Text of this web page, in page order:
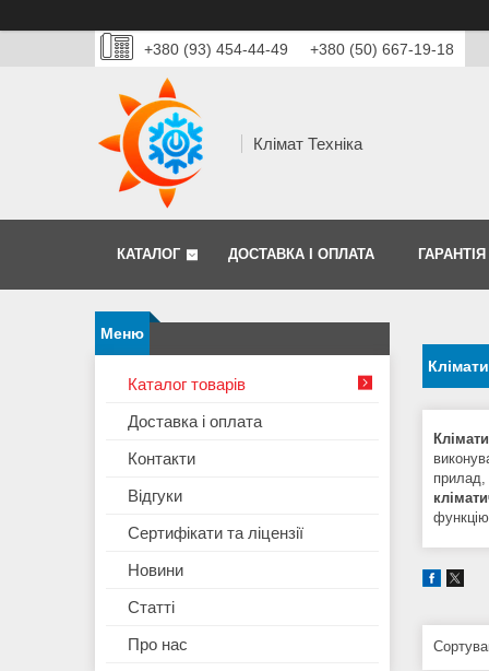
+380 (93) 454-44-49 +380 (50) 667-19-18
Клімат Техніка
КАТАЛОГ ДОСТАВКА І ОПЛАТА ГАРАНТІЯ
прилад,
Каталог товарів
Доставка і оплата
Контакти
Відгуки
Сертифікати та ліцензії
Новини
Статті
Про нас